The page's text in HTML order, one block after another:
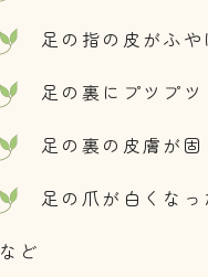
足の指の皮がふ
足の裏にプツプ
足の裏の皮膚が固
足の爪が白くなっ
など